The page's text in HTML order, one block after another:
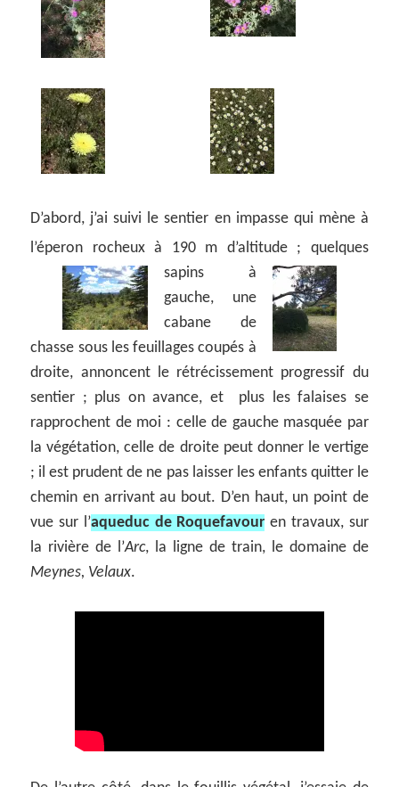
D’abord, j’ai suivi le sentier en impasse qui mène à
l’éperon rocheux à 190 m d’altitude ; quelques
sapins à
gauche, une
cabane de
chasse sous les feuillages coupés à
droite, annoncent le rétrécissement progressif du
sentier ; plus on avance, et plus les falaises se
rapprochent de moi : celle de gauche masquée par
la végétation, celle de droite peut donner le vertige
; il est prudent de ne pas laisser les enfants quitter le
chemin en arrivant au bout. D’en haut, un point de
vue sur l’aqueduc de Roquefavour en travaux, sur
la rivière de l’Arc, la ligne de train, le domaine de
Meynes, Velaux.